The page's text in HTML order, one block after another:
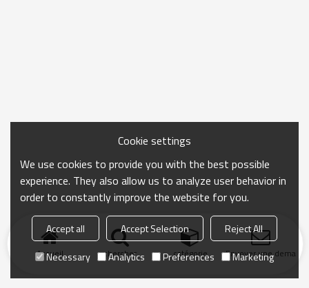
Accueil chercher catégorie Envoyer une
Cookie settings
We use cookies to provide you with the best possible
experience. They also allow us to analyze user behavior in
order to constantly improve the website for you.
Accept all Accept Selection
Reject All
Necessary
Analytics Preferences Marketing